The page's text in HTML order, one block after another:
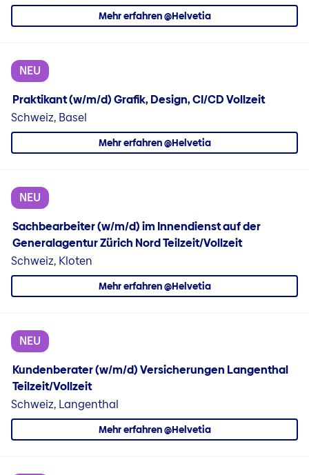
Mehr erfahren @Helvetia
NEU
Praktikant (w/m/d) Grafik, Design, CI/CD Vollzeit
Schweiz, Basel
Mehr erfahren @Helvetia
NEU
Sachbearbeiter (w/m/d) im Innendienst auf der
Generalagentur Zürich Nord Teilzeit/Vollzeit
Schweiz, Kloten
Mehr erfahren @Helvetia
NEU
Kundenberater (w/m/d) Versicherungen Langenthal
Teilzeit/Vollzeit
Schweiz, Langenthal
Mehr erfahren @Helvetia